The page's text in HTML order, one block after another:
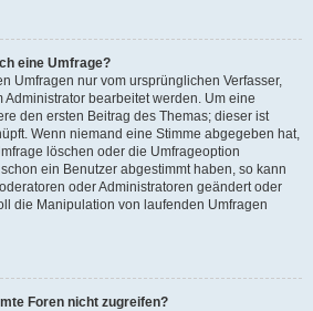
eine Umfrage?
Umfragen nur vom ursprünglichen Verfasser,
bearbeitet werden. Um eine
den ersten Beitrag des Themas; dieser ist
Wenn niemand eine Stimme abgegeben hat,
löschen oder die Umfrageoption
ein Benutzer abgestimmt haben, so kann
oder Administratoren geändert oder
die Manipulation von laufenden Umfragen
Foren nicht zugreifen?